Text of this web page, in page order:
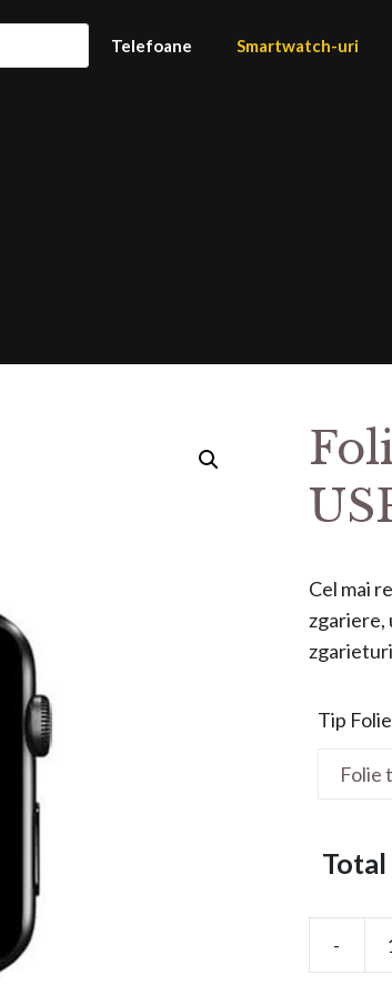
Telefoane Smartwatch-uri
Cel mai
zgariere,
Tip Folie
Total
-